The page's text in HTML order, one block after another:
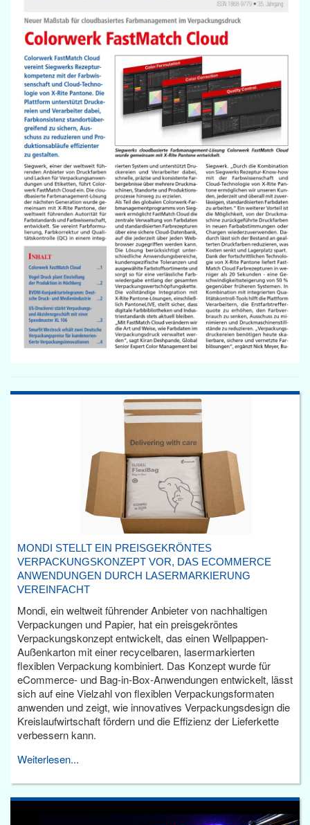
MONDI STELLT EIN PREISGEKRÖNTES
VERPACKUNGSKONZEPT VOR, DAS ECOMMERCE
ANWENDUNGEN DURCH LASERMARKIERUNG
VEREINFACHT
Mondi, ein weltweit führender Anbieter von nachhaltigen
Verpackungen und Papier, hat ein preisgekröntes
Verpackungskonzept entwickelt, das einen Wellpappen-
Außenkarton mit einer recycelbaren, lasermarkierten
flexiblen Verpackung kombiniert. Das Konzept wurde für
eCommerce- und Bag-in-Box-Anwendungen entwickelt, lässt
sich auf eine Vielzahl von flexiblen Verpackungsformaten
anwenden und zeigt, wie innovatives Verpackungsdesign die
Kreislaufwirtschaft fördern und die Effizienz der Lieferkette
verbessern kann.
Weiterlesen...